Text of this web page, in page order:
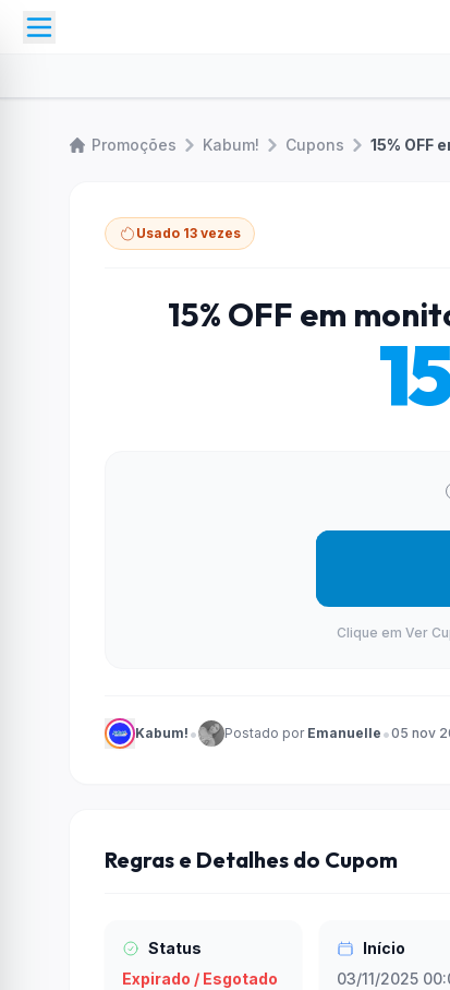
Promoções Kabum! Cupons 15% OFF
Usado 13 vezes
15% OFF em
Clique em Ver
Kabum! • Postado por Emanuelle •05 nov
Regras e Detalhes do Cupom
Status
Expirado / Esgotado
Início
03/11/2025